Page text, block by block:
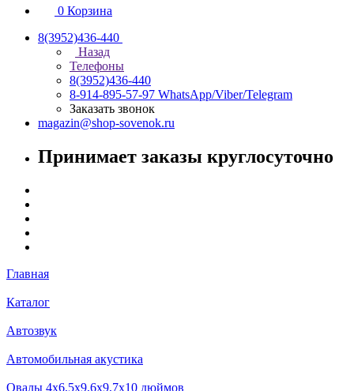
0 Корзина
8(3952)436-440
Назад
Телефоны
8(3952)436-440
8-914-895-57-97 WhatsApp/Viber/Telegram
Заказать звонок
magazin@shop-sovenok.ru
Принимает заказы круглосуточно
Главная
Каталог
Автозвук
Автомобильная акустика
Овалы 4х6,5х9,6x9,7х10 дюймов